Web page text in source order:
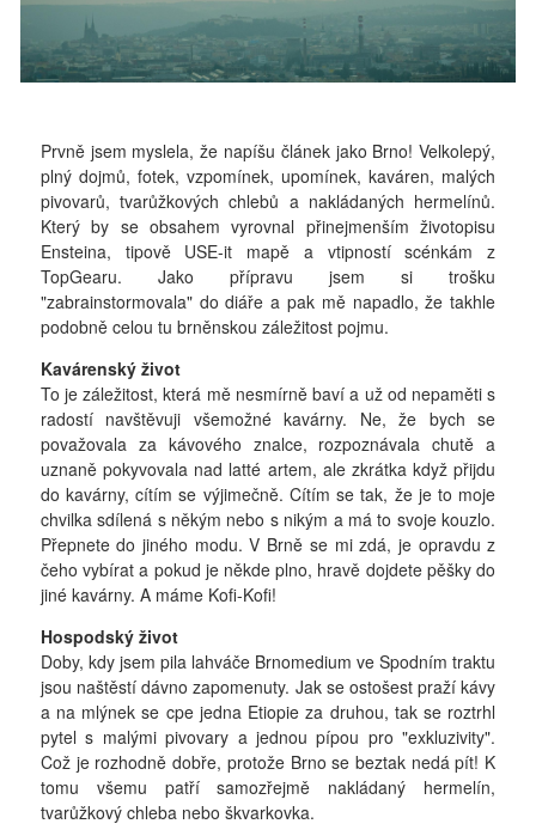
Prvně jsem myslela, že napíšu článek jako Brno! Velkolepý,
plný dojmů, fotek, vzpomínek, upomínek, kaváren, malých
pivovarů, tvarůžkových chlebů a nakládaných hermelínů.
Který by se obsahem vyrovnal přinejmenším životopisu
Ensteina, tipově USE-it mapě a vtipností scénkám z
TopGearu. Jako přípravu jsem si trošku
"zabrainstormovala" do diáře a pak mě napadlo, že takhle
podobně celou tu brněnskou záležitost pojmu.
Kavárenský život
To je záležitost, která mě nesmírně baví a už od nepaměti s
radostí navštěvuji všemožné kavárny. Ne, že bych se
považovala za kávového znalce, rozpoznávala chutě a
uznaně pokyvovala nad latté artem, ale zkrátka když přijdu
do kavárny, cítím se výjimečně. Cítím se tak, že je to moje
chvilka sdílená s někým nebo s nikým a má to svoje kouzlo.
Přepnete do jiného modu. V Brně se mi zdá, je opravdu z
čeho vybírat a pokud je někde plno, hravě dojdete pěšky do
jiné kavárny. A máme Kofi-Kofi!
Hospodský život
Doby, kdy jsem pila lahváče Brnomedium ve Spodním traktu
jsou naštěstí dávno zapomenuty. Jak se ostošest praží kávy
a na mlýnek se cpe jedna Etiopie za druhou, tak se roztrhl
pytel s malými pivovary a jednou pípou pro "exkluzivity".
Což je rozhodně dobře, protože Brno se beztak nedá pít! K
tomu všemu patří samozřejmě nakládaný hermelín,
tvarůžkový chleba nebo škvarkovka.